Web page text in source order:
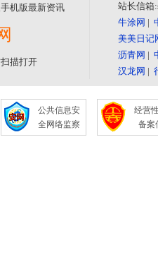
机版最新资讯
描打开
站长信箱
牛涂网 |
美美日记
沥青网 |
汉龙网 |
公共信息安
全网络监察
经营
备案